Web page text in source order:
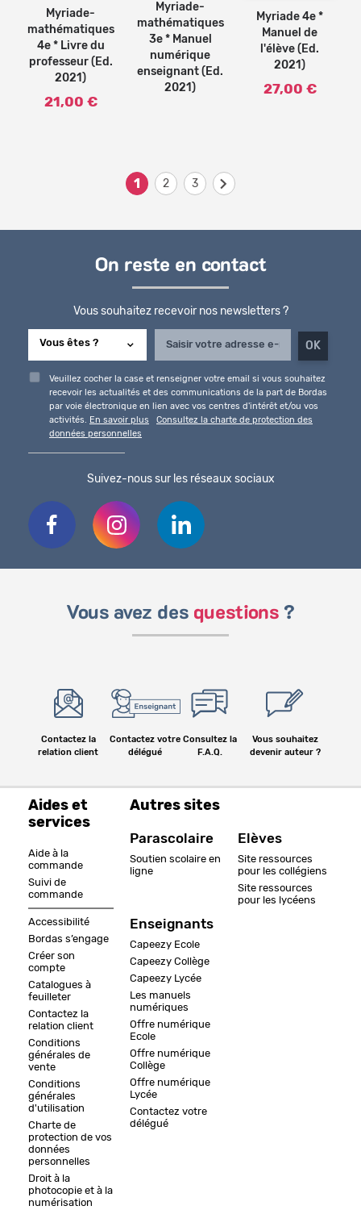
Myriade-
mathématiques
4e * Livre du
professeur (Ed.
2021)
21,00 €
Myriade-
mathématiques
3e * Manuel
numérique
enseignant (Ed.
2021)
Myriade 4e *
Manuel de
l'élève (Ed.
2021)
27,00 €
1 2 3
On reste en contact
Vous souhaitez recevoir nos newsletters ?
Veuillez cocher la case et renseigner votre email si vous souhaitez
recevoir les actualités et des communications de la part de Bordas
par voie électronique en lien avec vos centres d'intérêt et/ou vos
activités.
En savoir plus
Consultez la charte de protection des
données personnelles
Suivez-nous sur les réseaux sociaux
Vous avez des questions ?
Contactez la
relation client
Contactez votre
délégué
Consultez la
F.A.Q.
Vous souhaitez
devenir auteur ?
Aides et
services
Aide à la
commande
Suivi de
commande
Accessibilité
Bordas s’engage
Créer son
compte
Catalogues à
feuilleter
Contactez la
relation client
Conditions
générales de
vente
Conditions
générales
d'utilisation
Charte de
protection de vos
données
personnelles
Droit à la
photocopie et à la
numérisation
Autres sites
Parascolaire
Soutien scolaire en
ligne
Enseignants
Capeezy Ecole
Capeezy Collège
Capeezy Lycée
Les manuels
numériques
Offre numérique
Ecole
Offre numérique
Collège
Offre numérique
Lycée
Contactez votre
délégué
Elèves
Site ressources
pour les collégiens
Site ressources
pour les lycéens